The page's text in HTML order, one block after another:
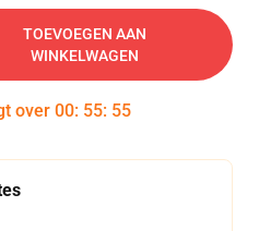
TOEVOEGEN AAN
WINKELWAGEN
over 00: 55: 54